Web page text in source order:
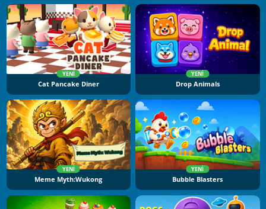
YENI
Cat Pancake Diner
YENI
Drop Animals
YENI
Meme Myth:Wukong
YENI
Bubble Blasters